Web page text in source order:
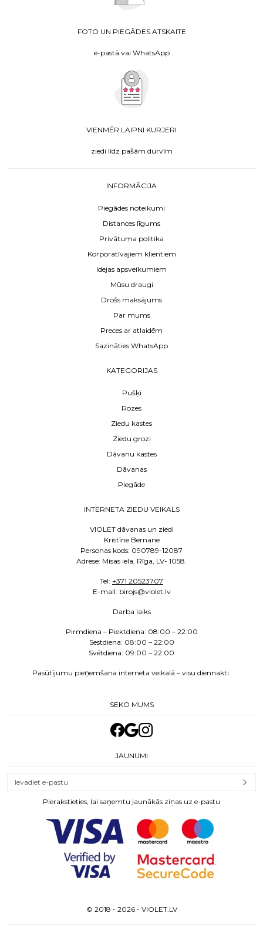
FOTO UN PIEGĀDES ATSKAITE
e-pastā vai WhatsApp
VIENMĒR LAIPNI KURJERI
ziedi līdz pašām durvīm
INFORMĀCIJA
Piegādes noteikumi
Distances līgums
Privātuma politika
Korporatīvajiem klientiem
Idejas apsveikumiem
Mūsu draugi
Drošs maksājums
Par mums
Preces ar atlaidēm
Sazināties WhatsApp
KATEGORIJAS
Pušķi
Rozes
Ziedu kastes
Ziedu grozi
Dāvanu kastes
Dāvanas
Piegāde
INTERNETA ZIEDU VEIKALS
VIOLET dāvanas un ziedi
Kristīne Bernane
Personas kods: 090789-12087
Adrese: Misas iela, Rīga, LV- 1058.
Tel: +371 20523707
E-mail: birojs@violet.lv
Darba laiks
Pirmdiena – Piektdiena: 08:00 – 22:00
Sestdiena: 08:00 – 22:00
Svētdiena: 09:00 – 22:00
Pasūtījumu pieņemšana interneta veikalā – visu diennakti.
SEKO MUMS
JAUNUMI
Pierakstieties, lai saņemtu jaunākās ziņas uz e-pastu
© 2018 - 2026 - VIOLET.LV